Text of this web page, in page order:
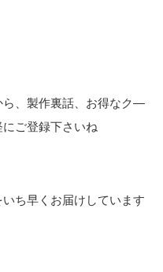
、製作裏話、お得なク―
ご登録下さいね
ち早くお届けしています